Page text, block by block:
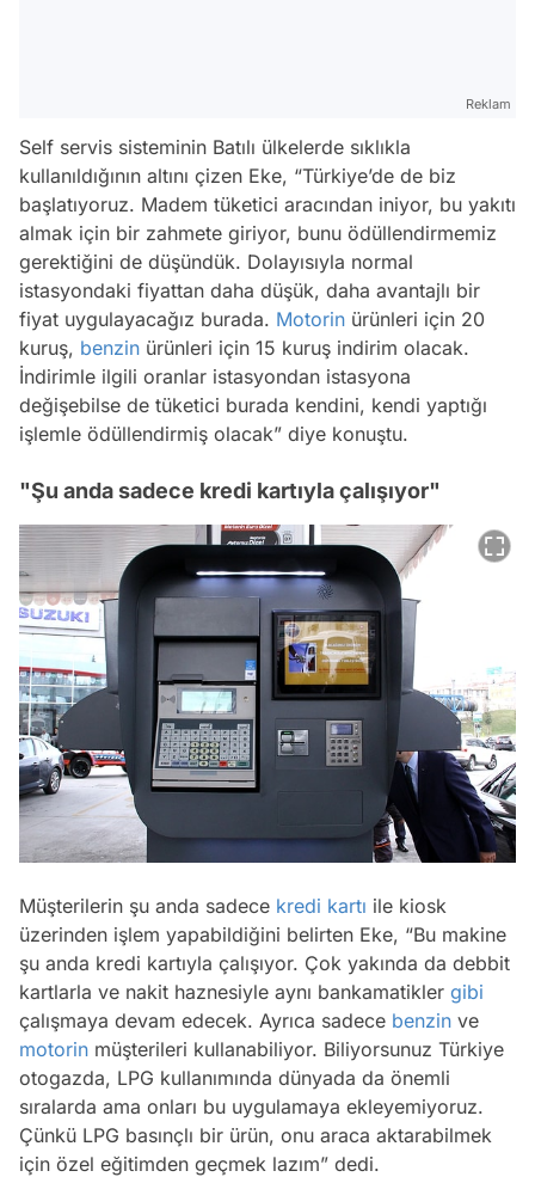
Reklam
Self servis sisteminin Batılı ülkelerde sıklıkla
kullanıldığının altını çizen Eke, “Türkiye’de de biz
başlatıyoruz. Madem tüketici aracından iniyor, bu yakıtı
almak için bir zahmete giriyor, bunu ödüllendirmemiz
gerektiğini de düşündük. Dolayısıyla normal
istasyondaki fiyattan daha düşük, daha avantajlı bir
fiyat uygulayacağız burada. Motorin ürünleri için 20
kuruş, benzin ürünleri için 15 kuruş indirim olacak.
İndirimle ilgili oranlar istasyondan istasyona
değişebilse de tüketici burada kendini, kendi yaptığı
işlemle ödüllendirmiş olacak” diye konuştu.
"Şu anda sadece kredi kartıyla çalışıyor"
Müşterilerin şu anda sadece kredi kartı ile kiosk
üzerinden işlem yapabildiğini belirten Eke, “Bu makine
şu anda kredi kartıyla çalışıyor. Çok yakında da debbit
kartlarla ve nakit haznesiyle aynı bankamatikler gibi
çalışmaya devam edecek. Ayrıca sadece benzin ve
motorin müşterileri kullanabiliyor. Biliyorsunuz Türkiye
otogazda, LPG kullanımında dünyada da önemli
sıralarda ama onları bu uygulamaya ekleyemiyoruz.
Çünkü LPG basınçlı bir ürün, onu araca aktarabilmek
için özel eğitimden geçmek lazım” dedi.